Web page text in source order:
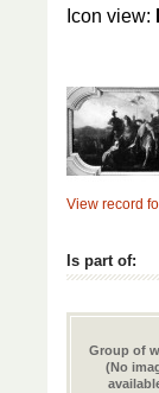
Icon view:
View record
Is part of:
Group of
(No